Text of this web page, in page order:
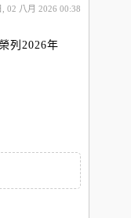
, 02 八月 2026 00:38
列2026年